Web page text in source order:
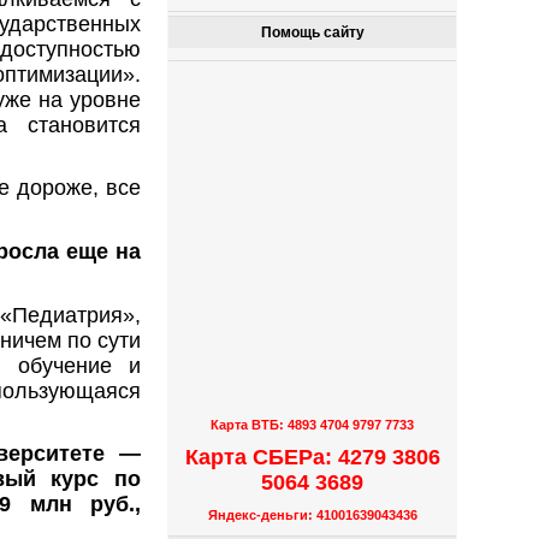
на уровне
дороже, все
еще на
по сути
обучение и
—
курс по
млн руб.,
Помощь сайту
Карта ВТБ: 4893 4704 9797 7733
Карта СБЕРа: 4279 3806
5064 3689
Яндекс-деньги: 41001639043436